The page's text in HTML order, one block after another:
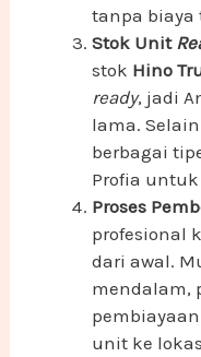
tanpa biaya
Stok Unit
stok Hino
ready, jadi
lama.
berbagai
Profia
Proses
profesional
dari awal.
mendalam,
unit ke